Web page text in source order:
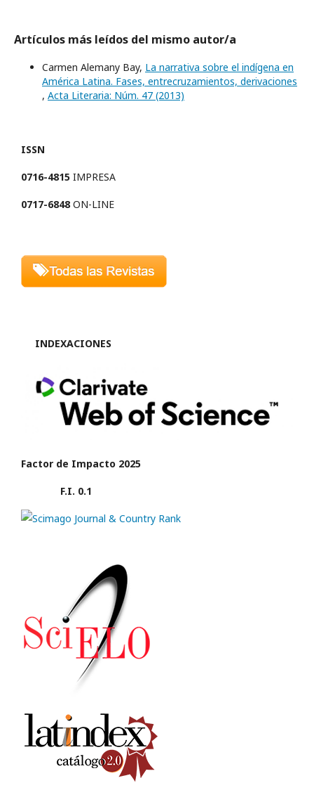
Artículos más leídos del mismo autor/a
Carmen Alemany Bay, La narrativa sobre el indígena en
América Latina. Fases, entrecruzamientos, derivaciones
, Acta Literaria: Núm. 47 (2013)
ISSN
0716-4815 IMPRESA
0717-6848ON-LINE
INDEXACIONES
Factor de Impacto 2025
F.I. 0.1